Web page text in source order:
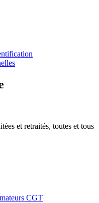
et retraités, toutes et tous
CGT